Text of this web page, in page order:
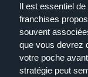
Il est essentiel
franchises
souvent
que vous devrez
votre poche
stratégie peut